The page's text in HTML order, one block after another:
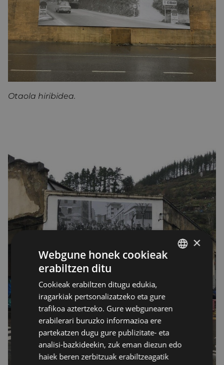
Otaola hiribidea.
×
Webgune honek cookieak
erabiltzen ditu
Cookieak erabiltzen ditugu edukia,
iragarkiak pertsonalizatzeko eta gure
trafikoa aztertzeko. Gure webgunearen
erabilerari buruzko informazioa ere
partekatzen dugu gure publizitate- eta
analisi-bazkideekin, zuk eman diezun edo
haiek beren zerbitzuak erabiltzeagatik